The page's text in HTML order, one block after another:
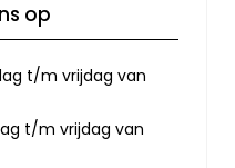
op
t/m vrijdag van
t/m vrijdag van